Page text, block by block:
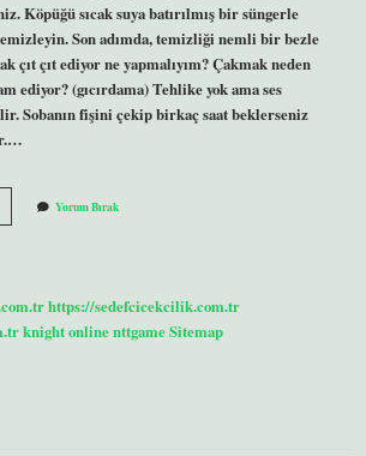
Köpüğü sıcak suya batırılmış bir süngerle
Son adımda, temizliği nemli bir bezle
çıt ediyor ne yapmalıyım? Çakmak neden
ediyor? (gıcırdama) Tehlike yok ama ses
Sobanın fişini çekip birkaç saat beklerseniz
Yorum Bırak
https://sedefcicekcilik.com.tr
knight onlinenttgameSitemap